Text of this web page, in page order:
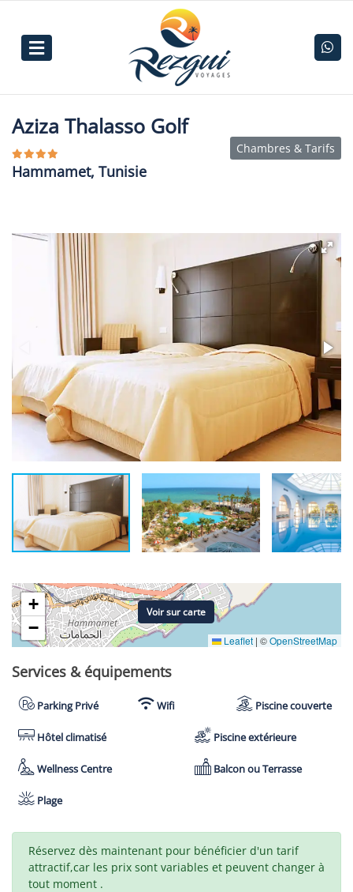
Aziza Thalasso Golf
Hammamet, Tunisie
Chambres & Tarifs
+
−
Leaflet | ©OpenStreetMap
Voir sur carte
Services & équipements
Parking Privé Wifi Piscine couverte
Hôtel climatisé Piscine extérieure
Wellness Centre Balcon ou Terrasse
Plage
Réservez dès maintenant pour bénéficier d'un tarif
attractif,car les prix sont variables et peuvent changer à
tout moment .